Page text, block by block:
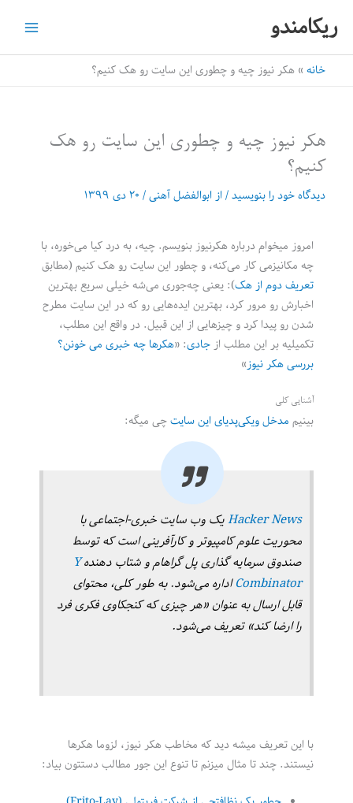
ریکامندو
خانه هکر نیوز چیه و چطوری این سایت رو هک کنیم؟
هکر نیوز چیه و چطوری این سایت رو هک
کنیم؟
دیدگاه‌ خود را بنویسید/ از ابوالفضل آهنی/ ۲۰ دی ۱۳۹۹
امروز میخوام درباره هکرنیوز بنویسم. چیه، به درد کیا می‌خوره، با
چه مکانیزمی کار می‌کنه، و چطور این سایت رو هک کنیم (مطابق
تعریف دوم از هک): یعنی چه‌جوری می‌شه خیلی سریع بهترین
اخبارش رو مرور کرد، بهترین ایده‌هایی رو که در این سایت مطرح
شدن رو پیدا کرد و چیزهایی از این قبیل. در واقع این مطلب،
تکمیلیه بر این مطلب ازجادی: «هکرها چه خبری می خونن؟
بررسی هکر نیوز»
آشنایی کلی
بینیم مدخل ویکی‌پدیای این سایتچی میگه:
Hacker Newsیک وب سایت خبری-اجتماعی با
محوریت علوم کامپیوتر و کارآفرینی است که توسط
صندوق سرمایه گذاری پل گراهام و شتاب دهندهY
Combinatorاداره می‌شود. به طور کلی، محتوای
قابل ارسال به عنوان «هر چیزی که کنجکاوی فکری فرد
را ارضا کند» تعریف می‌شود.
با این تعریف میشه دید که مخاطب هکر نیوز، لزوما هکرها
نیستند. چند تا مثال میزنم تا تنوع این جور مطالب دستتون بیاد: